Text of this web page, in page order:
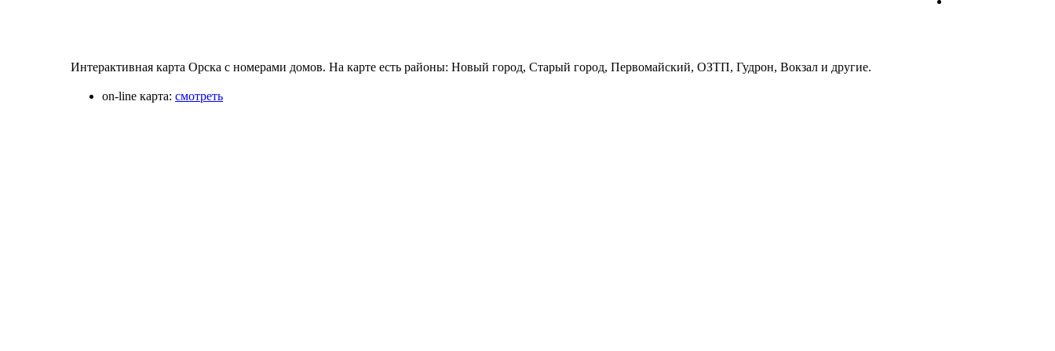
Интерактивная карта Орска с номерами домов. На карте есть районы: Новый город, Старый город, Первомайский, ОЗТП, Гудрон, Вокзал и другие.
on-line карта: смотреть